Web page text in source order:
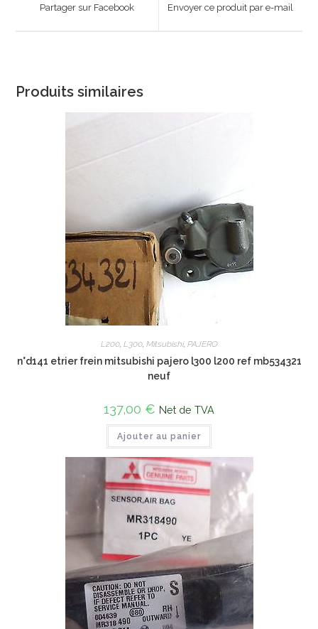
Partager sur Facebook
new
Envoyer ce produit par e-mail
Produits similaires
L200, L300, Mitsubishi, PAJERO
n°d141 etrier frein mitsubishi pajero l300 l200 ref mb534321
neuf
137,00 € Net de TVA
Ajouter au panier